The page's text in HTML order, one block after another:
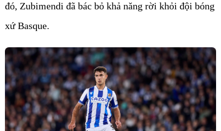
đó, Zubimendi đã bác bỏ khả năng rời khỏi đội bóng
xứ Basque.